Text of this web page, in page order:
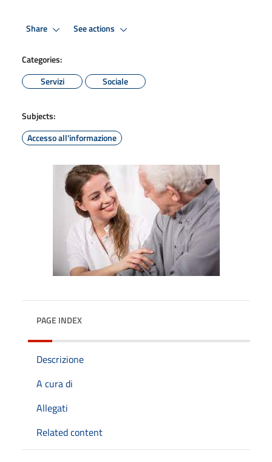
Share See actions
Categories:
Servizi
Sociale
Subjects:
Accesso all'informazione
PAGE INDEX
Descrizione
A cura di
Allegati
Related content